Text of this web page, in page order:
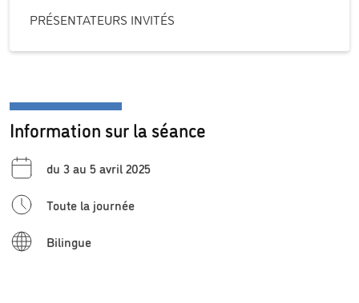
PRÉSENTATEURS INVITÉS
Information sur la séance
du 3 au 5 avril 2025
Toute la journée
Bilingue